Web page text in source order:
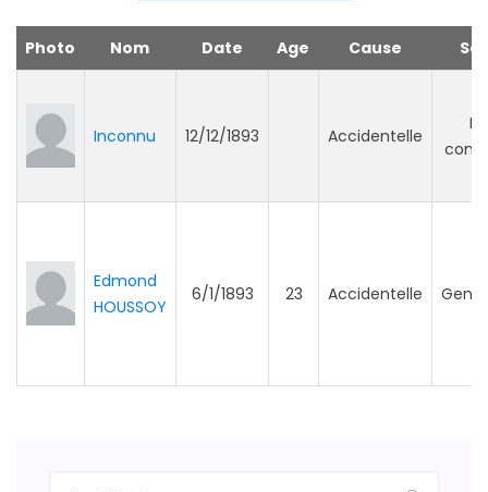
Photo Nom Date Age Cause
Inconnu 12/12/1893 Accidentelle
Edmond
HOUSSOY
6/1/1893 23 Accidentelle